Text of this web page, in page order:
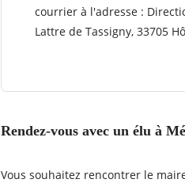
courrier à l'adresse :
Lattre de Tassigny, 33705
Rendez-vous avec un élu à
Vous souhaitez rencontrer le